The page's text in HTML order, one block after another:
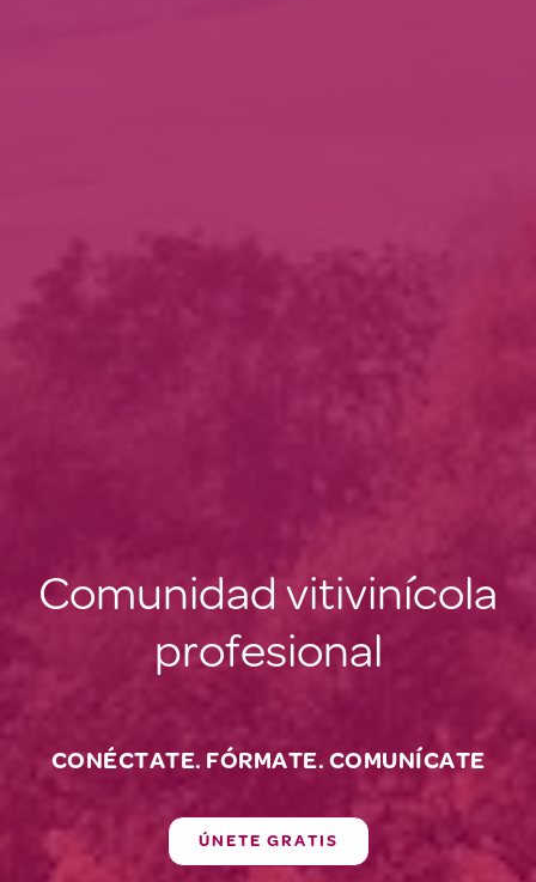
Comunidad vitivinícola
profesional
CONÉCTATE. FÓRMATE. COMUNÍCATE
ÚNETE GRATIS